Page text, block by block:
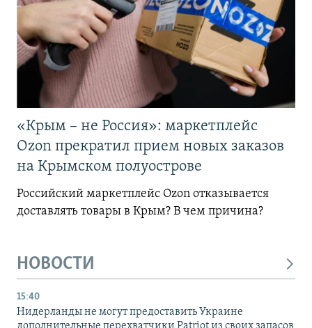
«Крым – не Россия»: маркетплейс
Ozon прекратил прием новых заказов
на Крымском полуострове
Российский маркетплейс Ozon отказывается
доставлять товары в Крым? В чем причина?
НОВОСТИ
15:40
Нидерланды не могут предоставить Украине